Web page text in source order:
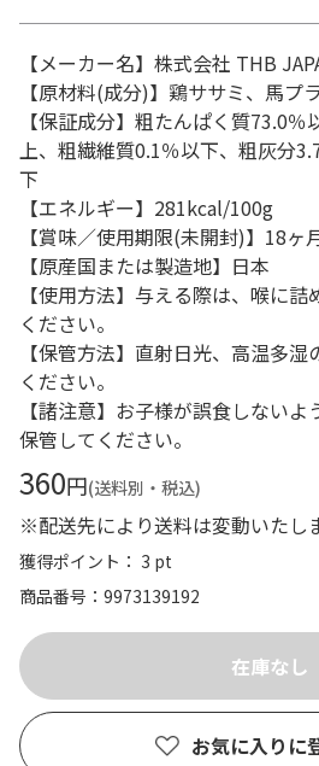
【メーカー名】株式会社 THB
【原材料(成分)】鶏ササミ、馬プ
【保証成分】粗たんぱく質73.0
上、粗繊維質0.1％以下、粗灰分
下
【エネルギー】281kcal/100g
【賞味／使用期限(未開封)】18ヶ
【原産国または製造地】日本
【使用方法】与える際は、喉に
ください。
【保管方法】直射日光、高温多
ください。
【諸注意】お子様が誤食しない
保管してください。
360円(送料別・税込)
※配送先により送料は変動いたし
獲得ポイント： 3 pt
商品番号
9973139192
お気に入りに